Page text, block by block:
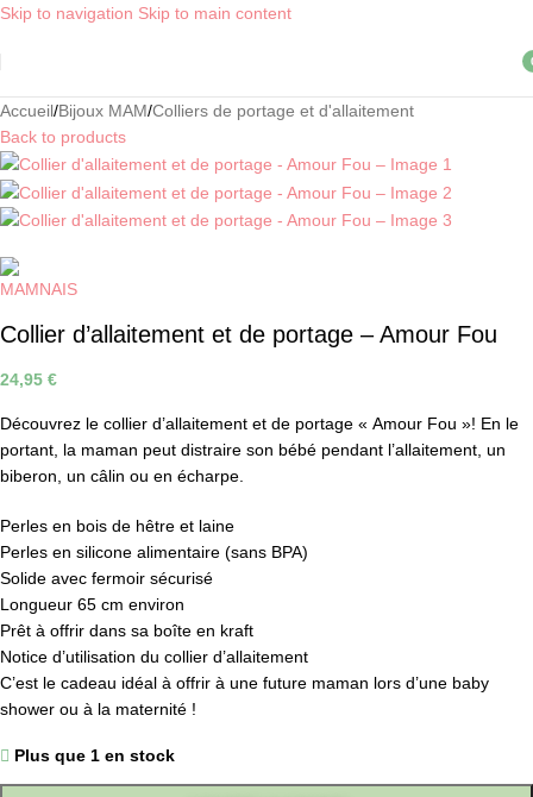
Skip to navigation Skip to main content
Accueil/Bijoux MAM/Colliers de portage et d'allaitement
Back to products
Collier d’allaitement et de portage – Amour Fou
24,95 €
Découvrez le collier d’allaitement et de portage « Amour Fou »! En le
portant, la maman peut distraire son bébé pendant l’allaitement, un
biberon, un câlin ou en écharpe.
Perles en bois de hêtre et laine
Perles en silicone alimentaire (sans BPA)
Solide avec fermoir sécurisé
Longueur 65 cm environ
Prêt à offrir dans sa boîte en kraft
Notice d’utilisation du collier d’allaitement
C’est le cadeau idéal à offrir à une future maman lors d’une baby
shower ou à la maternité !
Plus que 1 en stock